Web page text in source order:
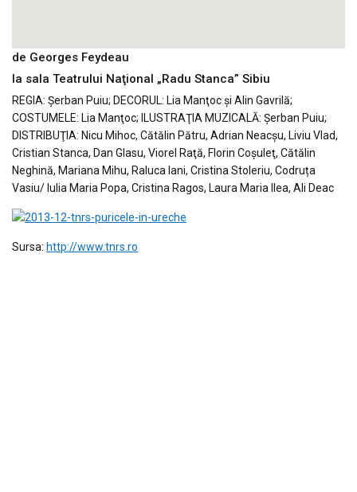
de Georges Feydeau
la sala Teatrului Naţional „Radu Stanca” Sibiu
REGIA: Şerban Puiu; DECORUL: Lia Manţoc şi Alin Gavrilă;
COSTUMELE: Lia Manţoc; ILUSTRAŢIA MUZICALĂ: Şerban Puiu;
DISTRIBUŢIA: Nicu Mihoc, Cătălin Pătru, Adrian Neacşu, Liviu Vlad,
Cristian Stanca, Dan Glasu, Viorel Raţă, Florin Coşuleţ, Cătălin
Neghină, Mariana Mihu, Raluca Iani, Cristina Stoleriu, Codruța
Vasiu/ Iulia Maria Popa, Cristina Ragos, Laura Maria Ilea, Ali Deac
Sursa: http://www.tnrs.ro